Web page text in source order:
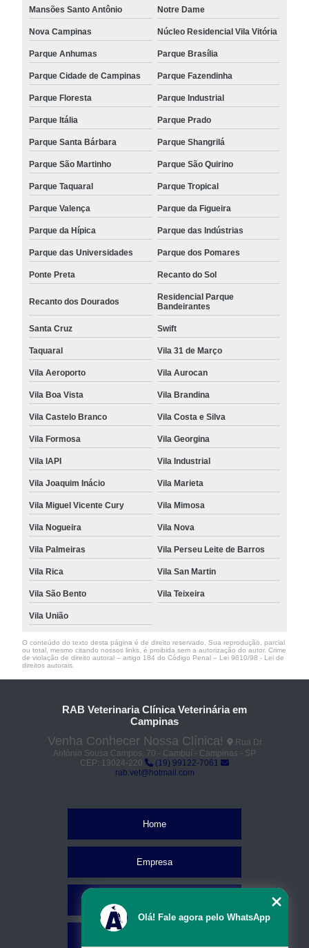
Mansões Santo Antônio Notre Dame
Nova Campinas Núcleo Residencial Vila Vitória
Parque Anhumas Parque Brasília
Parque Cidade de Campinas Parque Fazendinha
Parque Floresta Parque Industrial
Parque Itália Parque Prado
Parque Santa Bárbara Parque Shangrilá
Parque São Martinho Parque São Quirino
Parque Taquaral Parque Tropical
Parque Valença Parque da Figueira
Parque da Hípica Parque das Indústrias
Parque das Universidades Parque dos Pomares
Ponte Preta Recanto do Sol
Recanto dos Dourados
Residencial Parque
Bandeirantes
Santa Cruz Swift
Taquaral Vila 31 de Março
Vila Aeroporto Vila Aurocan
Vila Boa Vista Vila Brandina
Vila Castelo Branco Vila Costa e Silva
Vila Formosa Vila Georgina
Vila IAPI Vila Industrial
Vila Joaquim Inácio Vila Marieta
Vila Miguel Vicente Cury Vila Mimosa
Vila Nogueira Vila Nova
Vila Palmeiras Vila Perseu Leite de Barros
Vila Rica Vila San Martin
Vila São Bento Vila Teixeira
Vila União
O conteúdo do texto desta página é de direito reservado. Sua reprodução, parcial
ou total, mesmo citando nossos links, é proibida sem a autorização do autor. Crime
de violação de direito autoral – artigo 184 do Código Penal – Lei 9610/98 - Lei de
direitos autorais
RAB Veterinaria Clínica Veterinária em
Campinas
Venha Conhecer Nossa Clínica!
Rua Dr
Antônio Sousa Campos, 70 - Cambuí - Campinas - SP
CEP: 13024-220
(19) 99122-7061
rab.vet@hotmail.com
Home
Empresa
Olá! Fale agora pelo WhatsApp